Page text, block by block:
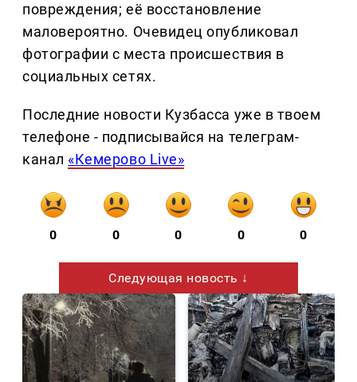
повреждения; её восстановление
маловероятно. Очевидец опубликовал
фотографии с места происшествия в
социальных сетях.
Последние новости Кузбасса уже в твоем
телефоне - подписывайся на телеграм-
канал «Кемерово Live»
0 0 0 0 0
Следующая новость ↓